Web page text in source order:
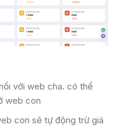
với web cha. có thể
web con
con sẽ tự động trừ giá